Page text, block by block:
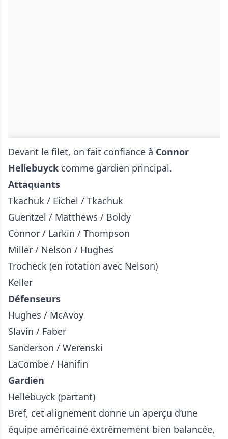
Devant le filet, on fait confiance à Connor
Hellebuyck comme gardien principal.
Attaquants
Tkachuk / Eichel / Tkachuk
Guentzel / Matthews / Boldy
Connor / Larkin / Thompson
Miller / Nelson / Hughes
Trocheck (en rotation avec Nelson)
Keller
Défenseurs
Hughes / McAvoy
Slavin / Faber
Sanderson / Werenski
LaCombe / Hanifin
Gardien
Hellebuyck (partant)
Bref, cet alignement donne un aperçu d’une
équipe américaine extrêmement bien balancée,